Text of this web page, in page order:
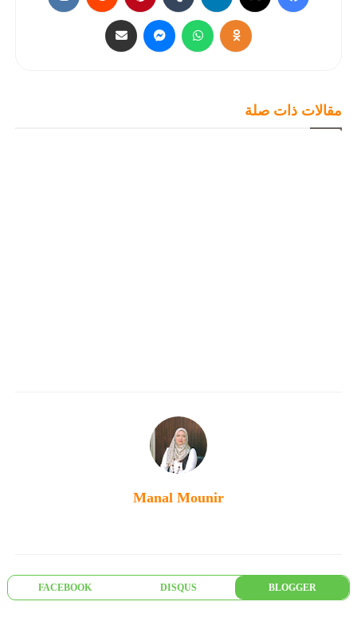
مقالات ذات صلة
Manal Mounir
BLOGGER
DISQUS
FACEBOOK